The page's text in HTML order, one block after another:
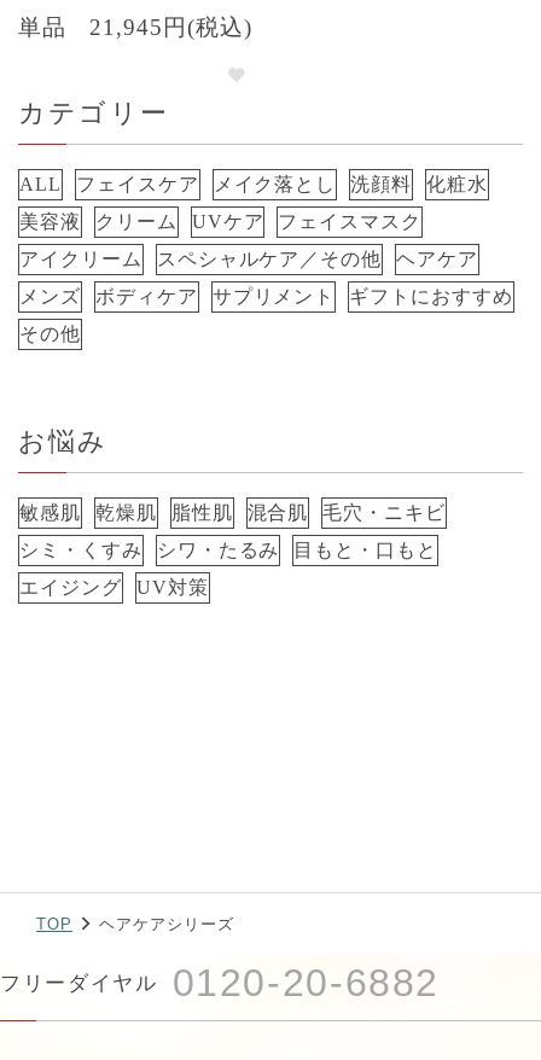
単品 21,945円(税込)
カテゴリー
ALL フェイスケア メイク落とし 洗顔料
化粧水
美容液
クリーム UVケア
フェイスマスク
アイクリーム
スペシャルケア／その他
ヘアケア
メンズ
ボディケア サプリメント
ギフトにおすすめ
その他
お悩み
敏感肌 乾燥肌 脂性肌 混合肌
毛穴・ニキビ
シミ・くすみ
シワ・たるみ
目もと・口もと
エイジング
UV対策
TOP ヘアケアシリーズ
フリーダイヤル 0120-20-6882